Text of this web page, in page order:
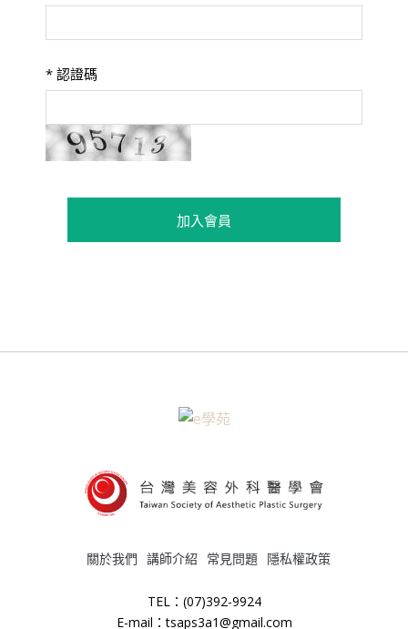
* 認證碼
TEL：(07)392-9924
E-mail：tsaps3a1@gmail.com
關於我們 講師介紹 常見問題 隱私權政策